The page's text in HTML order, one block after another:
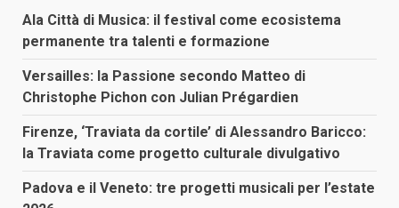
Ala Città di Musica: il festival come ecosistema
permanente tra talenti e formazione
Versailles: la Passione secondo Matteo di
Christophe Pichon con Julian Prégardien
Firenze, ‘Traviata da cortile’ di Alessandro Baricco:
la Traviata come progetto culturale divulgativo
Padova e il Veneto: tre progetti musicali per l’estate